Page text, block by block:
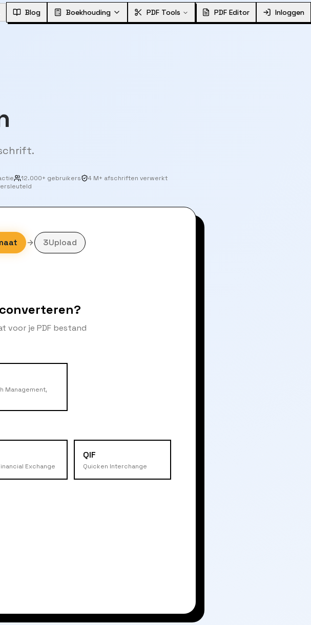
Blog Boekhouding PDF Tools PDF Editor Inloggen
12.000+ gebruikers
4 M+ afschriften verwerkt
3Upload
voor je PDF bestand
Management,
Exchange
QIF
Quicken Interchange